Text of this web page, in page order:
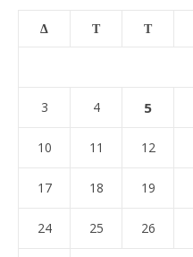
Δ Τ Τ
3 4 5
10 11 12
17 18 19
24 25 26